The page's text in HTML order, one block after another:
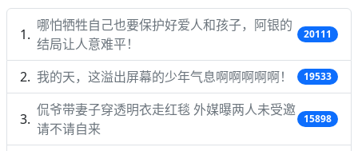
哪怕牺牲自己也要保护好爱人和孩子，阿银的
结局让人意难平！
20111
我的天，这溢出屏幕的少年气息啊啊啊啊啊！ 19533
侃爷带妻子穿透明衣走红毯 外媒曝两人未受邀
请不请自来
15898